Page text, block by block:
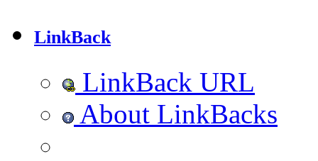
LinkBack
LinkBack URL
About LinkBacks